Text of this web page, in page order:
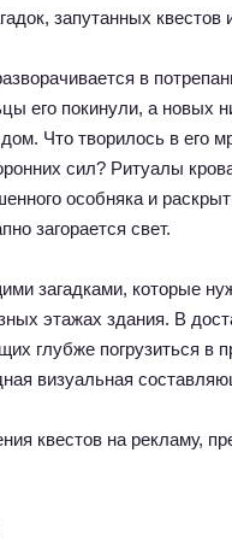
запутанных квестов
в
его покинули, а новых
Что творилось в его
сил? Ритуалы
особняка и
загорается свет.
загадками, которые
этажах здания. В
глубже погрузиться в
визуальная
квестов на рекламу,